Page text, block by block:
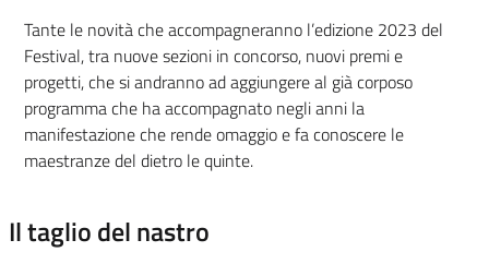
Tante le novità che accompagneranno l’edizione 2023 del
Festival, tra nuove sezioni in concorso, nuovi premi e
progetti, che si andranno ad aggiungere al già corposo
programma che ha accompagnato negli anni la
manifestazione che rende omaggio e fa conoscere le
maestranze del dietro le quinte.
Il taglio del nastro